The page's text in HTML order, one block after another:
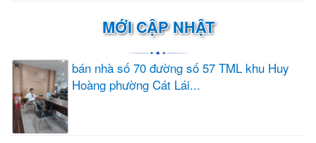
MỚI CẬP NHẬT
bán nhà số 70 đường số 57 TML khu Huy
Hoàng phường Cát Lái...